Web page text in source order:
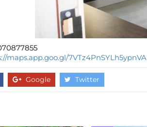
maps.app.goo.gl/7VTz4PnSYLh5ypnVA
Google Twitter